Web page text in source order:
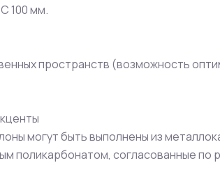
100 мм.
пространств (возможность
могут быть выполнены из
поликарбонатом, согласованные по